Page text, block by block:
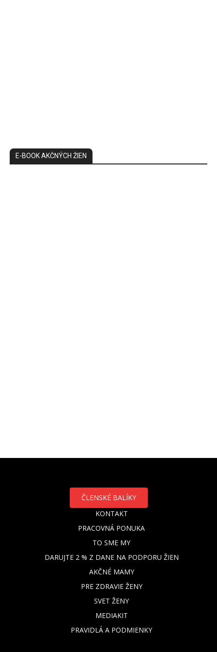
E-BOOK AKČNÝCH ŽIEN
ČLENSKÉ BALÍKY
KONTAKT
PRACOVNÁ PONUKA
TO SME MY
DARUJTE 2 % Z DANE NA PODPORU ŽIEN
AKČNÉ MAMY
PRE ZDRAVIE ŽENY
SVET ŽENY
MEDIAKIT
PRAVIDLÁ A PODMIENKY